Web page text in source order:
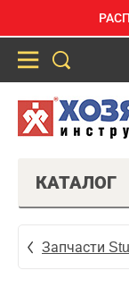
КАТАЛОГ
Запчасти